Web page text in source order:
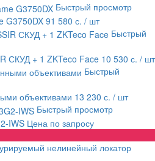
Быстрый просмотр
G3750DX 91 580 с. / шт
Быстрый
СКУД + 1 ZKTeco Face 10 530 с. / шт
Быстрый
объективами 13 230 с. / шт
Быстрый просмотр
IWS Цена по запросу